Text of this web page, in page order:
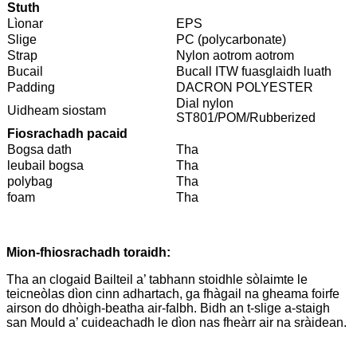
Stuth
Lìonar
EPS
Slige
PC (polycarbonate)
Strap
Nylon aotrom aotrom
Bucail
Bucall ITW fuasglaidh luath
Padding
DACRON POLYESTER
Uidheam siostam
Dial nylon
ST801/POM/Rubberized
Fiosrachadh pacaid
Bogsa dath
Tha
leubail bogsa
Tha
polybag
Tha
foam
Tha
Mion-fhiosrachadh toraidh:
Tha an clogaid Bailteil a’ tabhann stoidhle sòlaimte le
teicneòlas dìon cinn adhartach, ga fhàgail na gheama foirfe
airson do dhòigh-beatha air-falbh. Bidh an t-slige a-staigh
san Mould a’ cuideachadh le dìon nas fheàrr air na sràidean.